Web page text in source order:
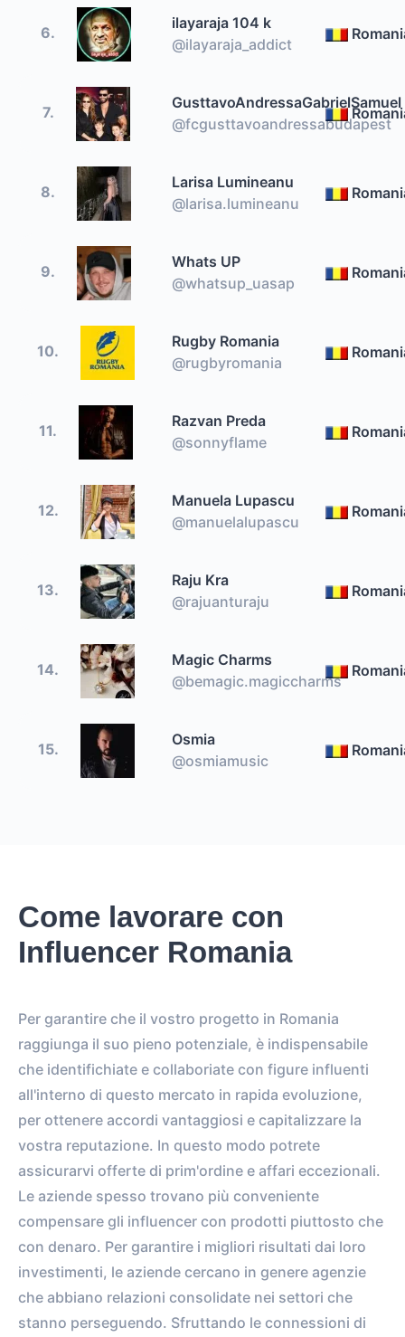
6.
ilayaraja 104 k
@ilayaraja_addict
7.
GusttavoAndressaGabrielSamuel
@fcgusttavoandressabudapest
8.
Larisa Lumineanu
@larisa.lumineanu
9.
Whats UP
@whatsup_uasap
10.
Rugby Romania
@rugbyromania
11.
Razvan Preda
@sonnyflame
12.
Manuela Lupascu
@manuelalupascu
13.
Raju Kra
@rajuanturaju
14.
Magic Charms
@bemagic.magiccharms
15.
Osmia
@osmiamusic
Come lavorare con
Influencer Romania
Per garantire che il vostro progetto in Romania
raggiunga il suo pieno potenziale, è indispensabile
che identifichiate e collaboriate con figure influenti
all'interno di questo mercato in rapida evoluzione,
per ottenere accordi vantaggiosi e capitalizzare la
vostra reputazione. In questo modo potrete
assicurarvi offerte di prim'ordine e affari eccezionali.
Le aziende spesso trovano più conveniente
compensare gli influencer con prodotti piuttosto che
con denaro. Per garantire i migliori risultati dai loro
investimenti, le aziende cercano in genere agenzie
che abbiano relazioni consolidate nei settori che
stanno perseguendo. Sfruttando le connessioni di